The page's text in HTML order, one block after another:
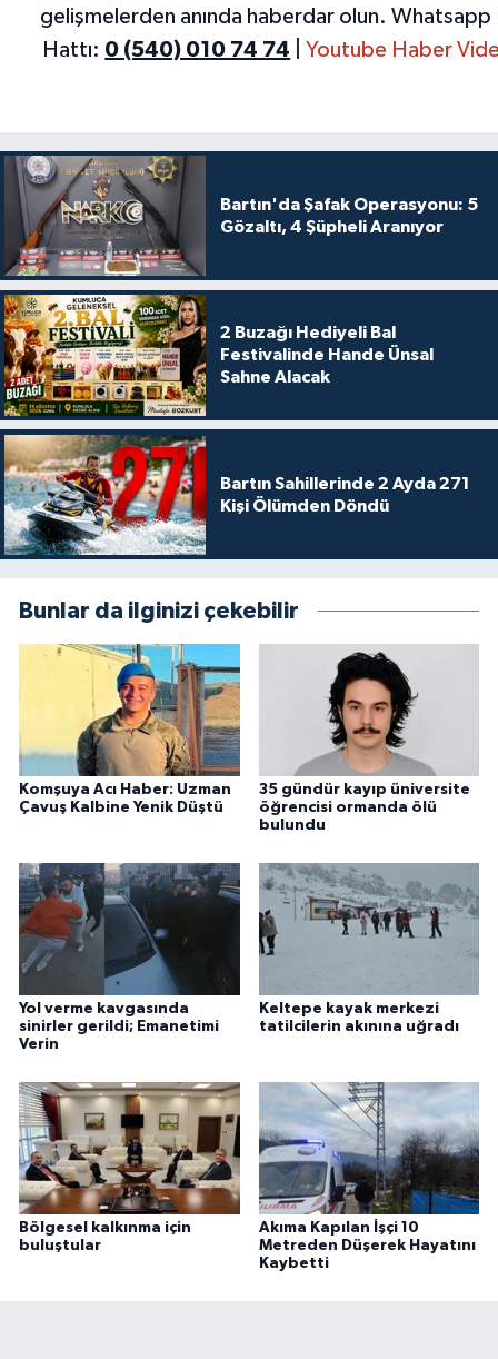
gelişmelerden anında haberdar olun. Whatsapp
Hattı: 0 (540) 010 74 74 Youtube Haber
Bartın'da Şafak Operasyonu: 5
Gözaltı, 4 Şüpheli Aranıyor
2 Buzağı Hediyeli Bal
Festivalinde Hande Ünsal
Sahne Alacak
Bartın Sahillerinde 2 Ayda 271
Kişi Ölümden Döndü
Bunlar da ilginizi çekebilir
Komşuya Acı Haber: Uzman
Çavuş Kalbine Yenik Düştü
35 gündür kayıp üniversite
öğrencisi ormanda ölü
bulundu
Yol verme kavgasında
sinirler gerildi; Emanetimi
Verin
Keltepe kayak merkezi
tatilcilerin akınına uğradı
Bölgesel kalkınma için
buluştular
Akıma Kapılan İşçi 10
Metreden Düşerek Hayatını
Kaybetti